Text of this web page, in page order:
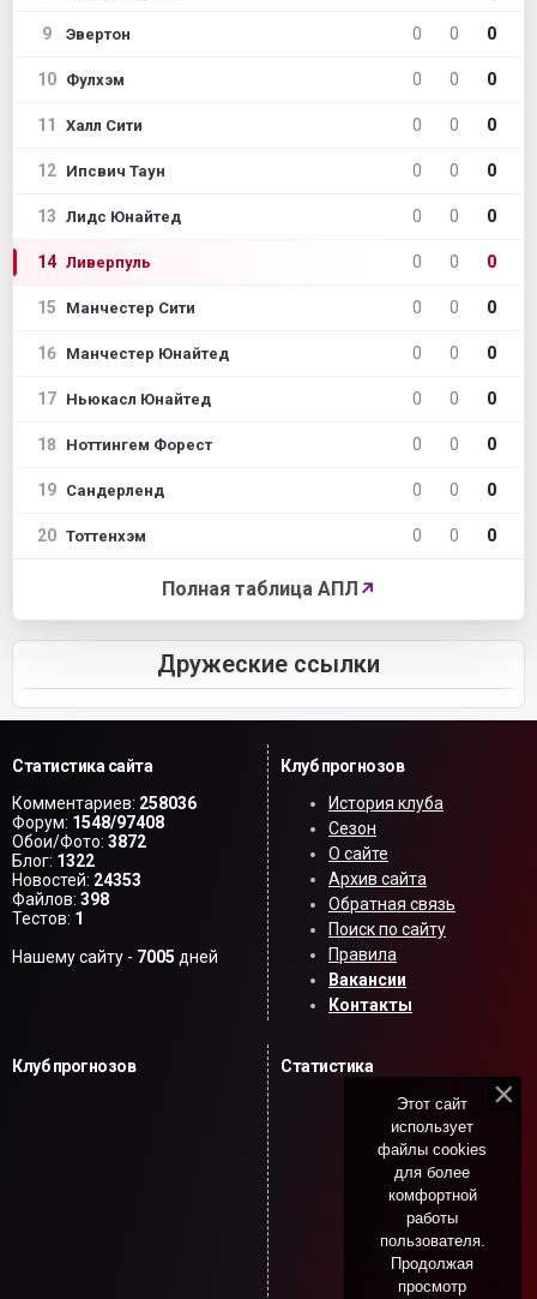
9 Эвертон 0 0 0
10 Фулхэм 0 0 0
11 Халл Сити 0 0 0
12 Ипсвич Таун 0 0 0
13 Лидс Юнайтед 0 0 0
14 Ливерпуль 0 0 0
15 Манчестер Сити 0 0 0
16 Манчестер Юнайтед 0 0 0
17 Ньюкасл Юнайтед 0 0 0
18 Ноттингем Форест 0 0 0
19 Сандерленд 0 0 0
20 Тоттенхэм 0 0 0
Полная таблица АПЛ ↗
Дружеские ссылки
Статистика сайта
Комментариев: 258036
Форум: 1548/97408
Обои/Фото: 3872
Блог: 1322
Новостей: 24353
Файлов: 398
Тестов: 1
Нашему сайту - 7005 дней
Клуб прогнозов
История клуба
Сезон
О сайте
Архив сайта
Обратная связь
Поиск по сайту
Правила
Вакансии
Контакты
Клуб прогнозов Статистика
Этот сайт
использует
файлы cookies
для более
комфортной
работы
пользователя.
Продолжая
просмотр